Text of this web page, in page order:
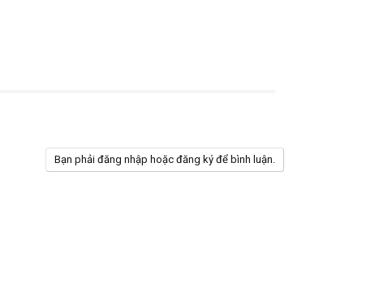
Bạn phải đăng nhập hoặc đăng ký để bình luận.